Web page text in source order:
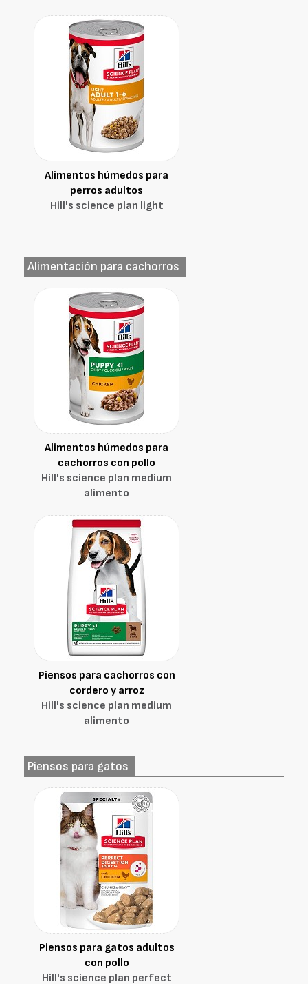
Alimentos húmedos para
perros adultos
Hill's science plan light
Alimentación para cachorros
Alimentos húmedos para
cachorros con pollo
Hill's science plan medium
alimento
Piensos para cachorros con
cordero y arroz
Hill's science plan medium
alimento
Piensos para gatos
Piensos para gatos adultos
con pollo
Hill's science plan perfect